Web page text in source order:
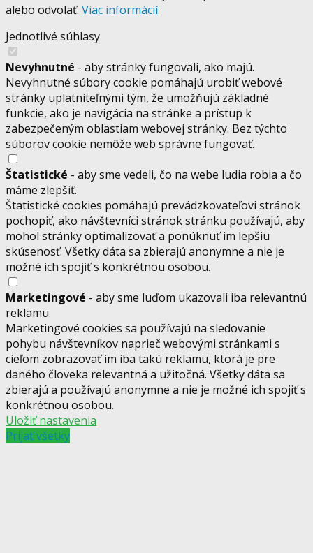
alebo odvolať. Viac informácií
Jednotlivé súhlasy
Nevyhnutné - aby stránky fungovali, ako majú.
Nevyhnutné súbory cookie pomáhajú urobiť webové
stránky uplatniteľnými tým, že umožňujú základné
funkcie, ako je navigácia na stránke a prístup k
zabezpečeným oblastiam webovej stránky. Bez týchto
súborov cookie nemôže web správne fungovať.
Štatistické - aby sme vedeli, čo na webe ludia robia a čo
máme zlepšiť.
Štatistické cookies pomáhajú prevádzkovateľovi stránok
pochopiť, ako návštevníci stránok stránku používajú, aby
mohol stránky optimalizovať a ponúknuť im lepšiu
skúsenosť. Všetky dáta sa zbierajú anonymne a nie je
možné ich spojiť s konkrétnou osobou.
Marketingové - aby sme luďom ukazovali iba relevantnú
reklamu.
Marketingové cookies sa používajú na sledovanie
pohybu návštevníkov naprieč webovými stránkami s
cieľom zobrazovať im iba takú reklamu, ktorá je pre
daného človeka relevantná a užitočná. Všetky dáta sa
zbierajú a používajú anonymne a nie je možné ich spojiť s
konkrétnou osobou.
Uložiť nastavenia
Prijať všetky